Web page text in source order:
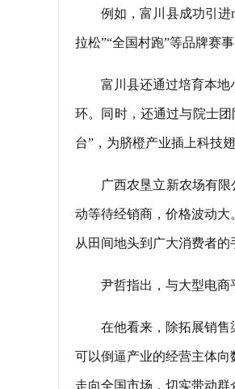
例如，富川县成功引
拉松”“全国村跑”等品牌赛
富川县还通过培育本
环。同时，还通过与院士
台”，为脐橙产业插上科技
广西农垦立新农场有
动等待经销商，价格波动
从田间地头到广大消费者的
尹哲指出，与大型电商
在他看来，除拓展销售
可以倒逼产业的经营主体
走向全国市场，切实带动群